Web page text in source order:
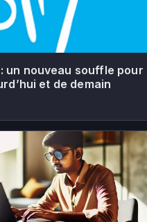
un nouveau souffle pour
et de demain